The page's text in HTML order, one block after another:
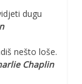
dugu
nešto loše.
Chaplin